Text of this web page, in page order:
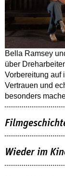
Bella Ramsey
über
Vorbereitung auf
Vertrauen und
besonders
Wieder im